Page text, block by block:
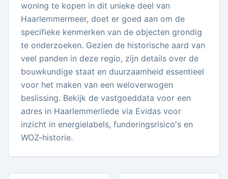
woning te kopen in dit unieke deel van
Haarlemmermeer, doet er goed aan om de
specifieke kenmerken van de objecten grondig
te onderzoeken. Gezien de historische aard van
veel panden in deze regio, zijn details over de
bouwkundige staat en duurzaamheid essentieel
voor het maken van een weloverwogen
beslissing. Bekijk de vastgoeddata voor een
adres in Haarlemmerliede via Evidas voor
inzicht in energielabels, funderingsrisico's en
WOZ-historie.